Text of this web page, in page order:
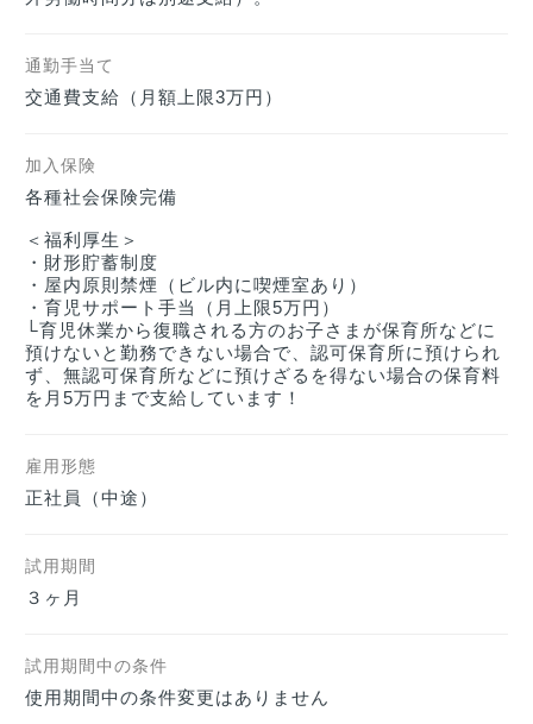
通勤手当て
交通費支給（月額上限3万円）
加入保険
各種社会保険完備
＜福利厚生＞
・財形貯蓄制度
・屋内原則禁煙（ビル内に喫煙室あり）
・育児サポート手当（月上限5万円）
└育児休業から復職される方のお子さまが保育所などに
預けないと勤務できない場合で、認可保育所に預けられ
ず、無認可保育所などに預けざるを得ない場合の保育料
を月5万円まで支給しています！
雇用形態
正社員（中途）
試用期間
３ヶ月
試用期間中の条件
使用期間中の条件変更はありません